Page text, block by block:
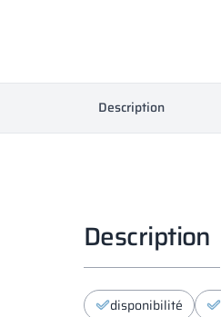
Description
Description
disponibilité